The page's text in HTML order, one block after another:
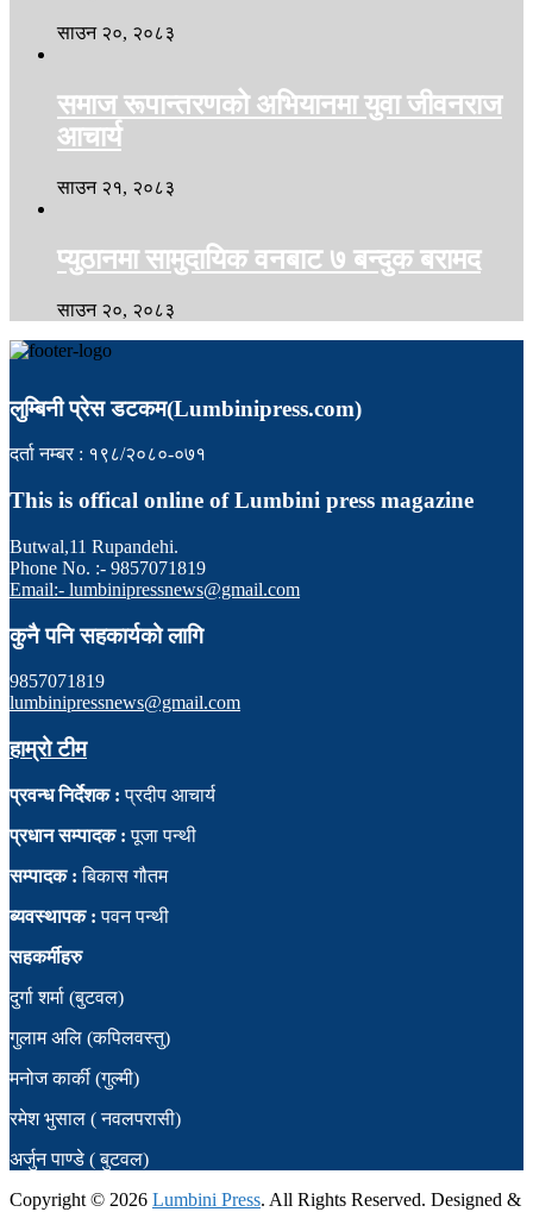
साउन २०, २०८३
समाज रूपान्तरणको अभियानमा युवा जीवनराज
आचार्य
साउन २१, २०८३
प्युठानमा सामुदायिक वनबाट ७ बन्दुक बरामद
साउन २०, २०८३
लुम्बिनी प्रेस डटकम(Lumbinipress.com)
दर्ता नम्बर : १९८/२०८०-०७१
This is offical online of Lumbini press magazine
Butwal,11 Rupandehi.
Phone No. :- 9857071819
Email:- lumbinipressnews@gmail.com
कुनै पनि सहकार्यको लागि
9857071819
lumbinipressnews@gmail.com
हाम्रो टीम
प्रवन्ध निर्देशक : प्रदीप आचार्य
प्रधान सम्पादक : पूजा पन्थी
सम्पादक :बिकास गौतम
ब्यवस्थापक : पवन पन्थी
सहकर्मीहरु
दुर्गा शर्मा (बुटवल)
गुलाम अलि (कपिलवस्तु)
मनोज कार्की (गुल्मी)
रमेश भुसाल ( नवलपरासी)
अर्जुन पाण्डे ( बुटवल)
Copyright © 2026 Lumbini Press. All Rights Reserved. Designed &